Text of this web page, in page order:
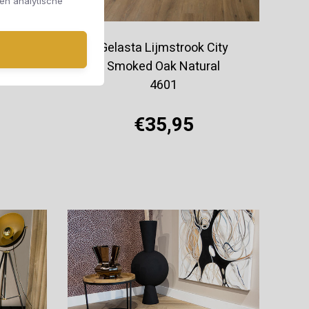
Gelasta Lijmstrook City
Smoked Oak Natural
4601
€35,95